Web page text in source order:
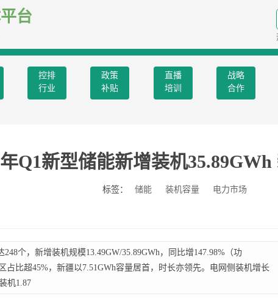
台
控排
行业
政策
补贴
直播
培训
战略
合作
Q1新型储能新增装机
标签： 储能 装机容量 电力市场
个，新增装机规模13.49GW/35.89GWh，同比增147.98%（功
占比超45%，新疆以7.51GWh容量居首，时长亦领先。电网侧装机增长
机1.87